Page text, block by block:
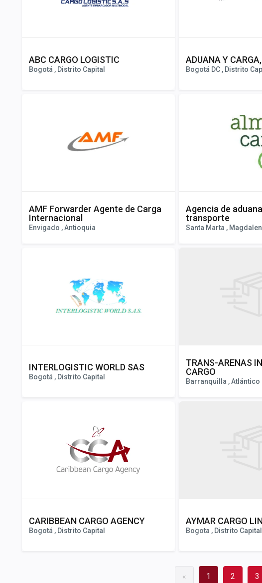
ABC CARGO LOGISTIC
Bogotá , Distrito Capital
ADUANA Y
Bogotá DC , Distrito
AMF Forwarder Agente de Carga
Internacional
Envigado , Antioquia
Agencia de
transporte
Santa Marta ,
INTERLOGISTIC WORLD SAS
Bogotá , Distrito Capital
TRANS-ARENAS
CARGO
Barranquilla , Atlántico
CARIBBEAN CARGO AGENCY
Bogotá , Distrito Capital
AYMAR CARGO
Bogota , Distrito Capital
« 1 2 3